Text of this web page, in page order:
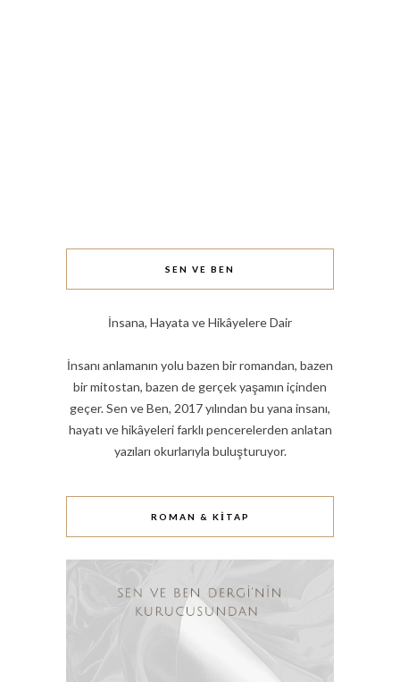
SEN VE BEN
İnsana, Hayata ve Hikâyelere Dair
İnsanı anlamanın yolu bazen bir romandan, bazen
bir mitostan, bazen de gerçek yaşamın içinden
geçer. Sen ve Ben, 2017 yılından bu yana insanı,
hayatı ve hikâyeleri farklı pencerelerden anlatan
yazıları okurlarıyla buluşturuyor.
ROMAN & KITAP